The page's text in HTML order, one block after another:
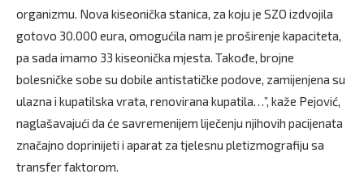
organizmu. Nova kiseonička stanica, za koju je SZO izdvojila
gotovo 30.000 eura, omogućila nam je proširenje kapaciteta,
pa sada imamo 33 kiseonička mjesta. Takođe, brojne
bolesničke sobe su dobile antistatičke podove, zamijenjena su
ulazna i kupatilska vrata, renovirana kupatila…”, kaže Pejović,
naglašavajući da će savremenijem liječenju njihovih pacijenata
značajno doprinijeti i aparat za tjelesnu pletizmografiju sa
transfer faktorom.